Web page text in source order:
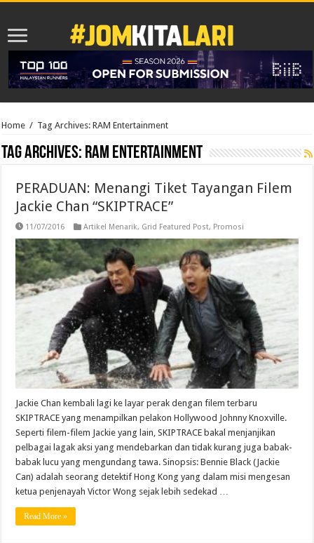
Home / Tag Archives: RAM Entertainment
Tag Archives: RAM Entertainment
PERADUAN: Menangi Tiket Tayangan Filem
Jackie Chan “SKIPTRACE”
11/07/2016 Artikel Menarik, Grid Featured Post, Promosi
Jackie Chan kembali lagi ke layar perak dengan filem terbaru
SKIPTRACE yang menampilkan pelakon Hollywood Johnny Knoxville.
Seperti filem-filem Jackie yang lain, SKIPTRACE bakal menjanjikan
pelbagai lagak aksi yang mendebarkan dan tidak kurang juga babak-
babak lucu yang mengundang tawa. Sinopsis: Bennie Black (Jackie
Can) adalah seorang detektif Hong Kong yang dalam misi mengesan
ketua penjenayah Victor Wong sejak lebih sedekad …
Read More »